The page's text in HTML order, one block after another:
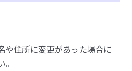
や住所に変更があった場合に